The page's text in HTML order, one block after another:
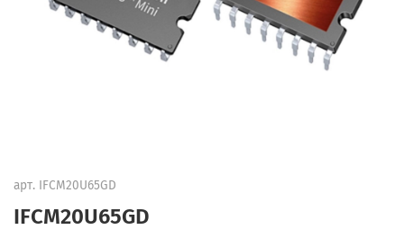
арт. IFCM20U65GD
IFCM20U65GD